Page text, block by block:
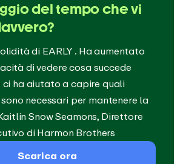
del tempo che vi
di EARLY . Ha aumentato
di vedere cosa succede
ci ha aiutato a capire quali
necessari per mantenere la
Snow Seamons, Direttore
di Harmon Brothers
Scarica ora